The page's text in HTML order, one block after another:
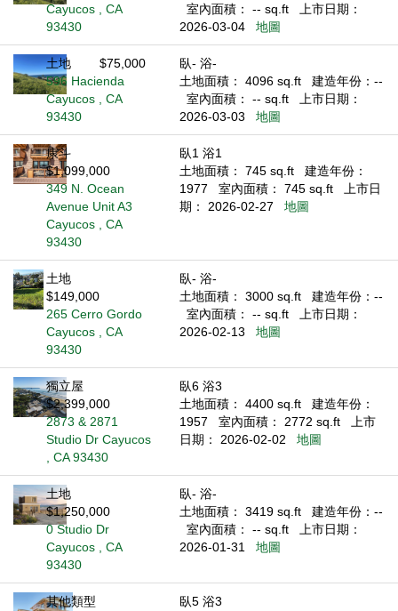
Cayucos , CA
93430
室內面積： -- sq.ft
上市日期：
2026-03-04
地圖
土地
$75,000
596 Hacienda
Cayucos , CA
93430
臥- 浴-
土地面積： 4096 sq.ft
建造年份：--
室內面積： -- sq.ft
上市日期：
2026-03-03
地圖
康斗
$1,099,000
349 N. Ocean
Avenue Unit A3
Cayucos , CA
93430
臥1 浴1
土地面積： 745 sq.ft
建造年份：
1977
室內面積： 745 sq.ft
上市日
期： 2026-02-27
地圖
土地
$149,000
265 Cerro Gordo
Cayucos , CA
93430
臥- 浴-
土地面積： 3000 sq.ft
建造年份：--
室內面積： -- sq.ft
上市日期：
2026-02-13
地圖
獨立屋
$2,399,000
2873 & 2871
Studio Dr Cayucos
, CA 93430
臥6 浴3
土地面積： 4400 sq.ft
建造年份：
1957
室內面積： 2772 sq.ft
上市
日期： 2026-02-02
地圖
土地
$1,250,000
0 Studio Dr
Cayucos , CA
93430
臥- 浴-
土地面積： 3419 sq.ft
建造年份：--
室內面積： -- sq.ft
上市日期：
2026-01-31
地圖
其他類型
臥5 浴3